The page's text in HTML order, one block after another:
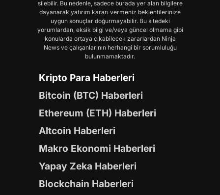
silebilir. Bu nedenle, sadece burada yer alan bilgilere
dayanarak yatırım kararı vermeniz beklentilerinize
uygun sonuçlar doğurmayabilir. Bu sitedeki
yorumlardan, eksik bilgi ve/veya güncel olmama gibi
konularda ortaya çıkabilecek zararlardan Ninja
News ve çalışanlarının herhangi bir sorumluluğu
bulunmamaktadır.
Kripto Para Haberleri
Bitcoin (BTC) Haberleri
Ethereum (ETH) Haberleri
Altcoin Haberleri
Makro Ekonomi Haberleri
Yapay Zeka Haberleri
Blockchain Haberleri